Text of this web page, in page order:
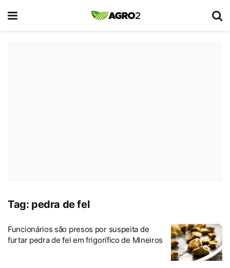
Tag: pedra de fel
Funcionários são presos por suspeita de
furtar pedra de fel em frigorífico de Mineiros